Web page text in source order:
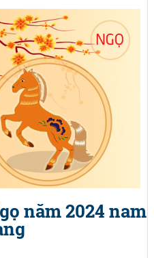
năm 2024 nam